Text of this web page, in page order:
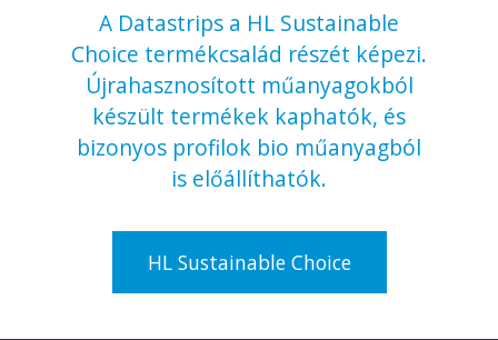
A Datastrips a HL Sustainable
Choice termékcsalád részét képezi.
Újrahasznosított műanyagokból
készült termékek kaphatók, és
bizonyos profilok bio műanyagból
is előállíthatók.
HL Sustainable Choice